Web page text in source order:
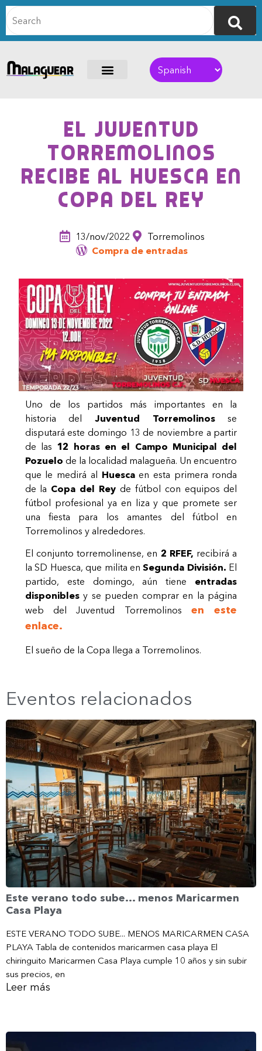
El Juventud
Torremolinos
recibe al Huesca en
Copa del Rey
13/nov/2022
Torremolinos
Compra de entradas
Uno de los partidos más importantes en la
historia del Juventud Torremolinosse
disputará este domingo 13 de noviembre a partir
de las 12 horas en el Campo Municipal del
Pozuelo de la localidad malagueña. Un encuentro
que le medirá al Huescaen esta primera ronda
de la Copa del Rey de fútbol con equipos del
fútbol profesional ya en liza y que promete ser
una fiesta para los amantes del fútbol en
Torremolinos y alrededores.
El conjunto torremolinense, en 2 RFEF, recibirá a
la SD Huesca, que milita enSegunda División. El
partido, este domingo, aún tiene entradas
disponiblesy se pueden comprar en la página
web del Juventud Torremolinosen este
enlace.
El sueño de la Copa llega a Torremolinos.
Eventos relacionados
Este verano todo sube… menos Maricarmen
Casa Playa
ESTE VERANO TODO SUBE... MENOS MARICARMEN CASA
PLAYA Tabla de contenidos maricarmen casa playa El
chiringuito Maricarmen Casa Playa cumple 10 años y sin subir
sus precios, en
Leer más